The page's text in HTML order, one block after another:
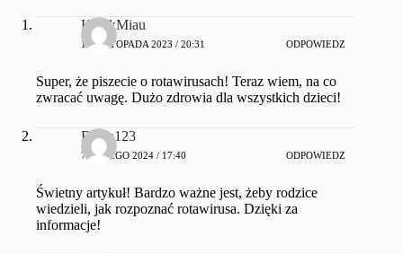
KotekMiau
18 LISTOPADA 2023 / 20:31 ODPOWIEDZ
Super, że piszecie o rotawirusach! Teraz wiem, na co
zwracać uwagę. Dużo zdrowia dla wszystkich dzieci!
Bajka123
7 LUTEGO 2024 / 17:40 ODPOWIEDZ
Świetny artykuł! Bardzo ważne jest, żeby rodzice
wiedzieli, jak rozpoznać rotawirusa. Dzięki za
informacje!